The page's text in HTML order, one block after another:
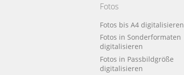
Fotos
Fotos bis A4 digitalisieren
Fotos in Sonderformaten
digitalisieren
Fotos in Passbildgröße
digitalisieren